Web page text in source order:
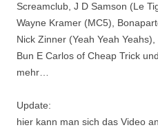
Screamclub, J D Samson (Le
Wayne Kramer (MC5),
Nick Zinner (Yeah Yeah
Bun E Carlos of Cheap Trick
mehr…
Update:
hier kann man sich das Video